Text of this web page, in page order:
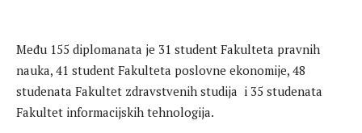
Među 155 diplomanata je 31 student Fakulteta pravnih
nauka, 41 student Fakulteta poslovne ekonomije, 48
studenata Fakultet zdravstvenih studija i 35 studenata
Fakultet informacijskih tehnologija.